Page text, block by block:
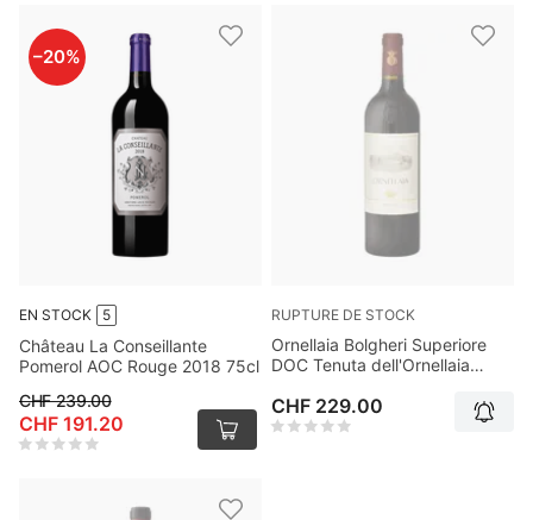
EN STOCK 5
Château La Conseillante
Pomerol AOC Rouge 2018 75cl
–20%
CHF 239.00
CHF 191.20
RUPTURE DE STOCK
Ornellaia Bolgheri Superiore
DOC Tenuta dell'Ornellaia
CHF 229.00